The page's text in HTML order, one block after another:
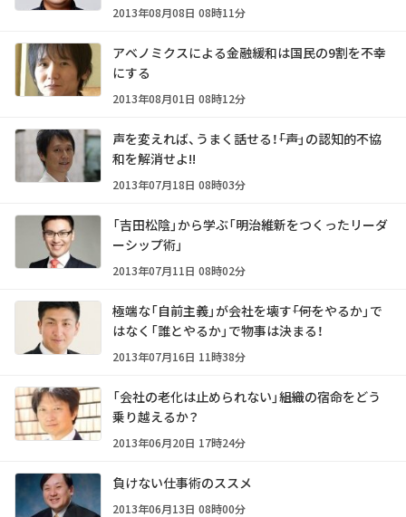
2013年08月08日 08時11分
アベノミクスによる金融緩和は国民の9割を不幸
にする
2013年08月01日 08時12分
声を変えれば、うまく話せる！――「声」の認知的不協
和を解消せよ!!
2013年07月18日 08時03分
「吉田松陰」から学ぶ「明治維新をつくったリーダ
ーシップ術」
2013年07月11日 08時02分
極端な「自前主義」が会社を壊す――「何をやるか」で
はなく「誰とやるか」で物事は決まる！
2013年07月16日 11時38分
「会社の老化は止められない」――組織の宿命をどう
乗り越えるか？
2013年06月20日 17時24分
負けない仕事術のススメ
2013年06月13日 08時00分